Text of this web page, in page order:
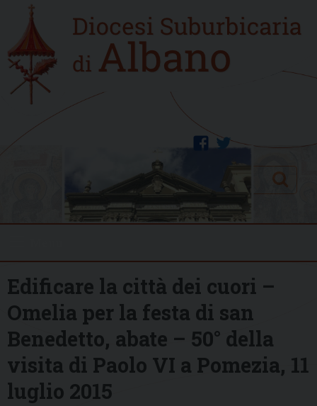
content
Home
new
twitter
facebook
Search
Edificare la città dei cuori –
Omelia per la festa di san
Benedetto, abate – 50° della
visita di Paolo VI a Pomezia, 11
luglio 2015